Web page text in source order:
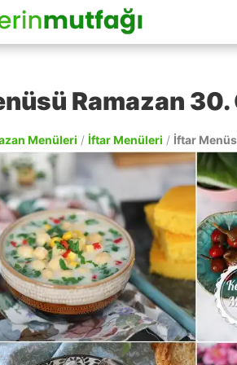
Ramazan 30.
Menüleri / İftar Menüleri / İftar